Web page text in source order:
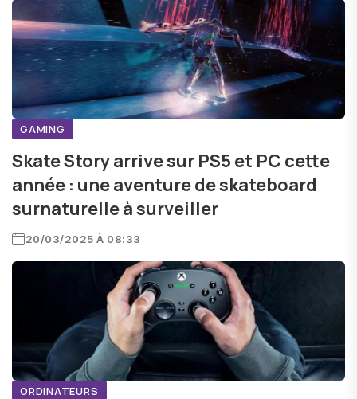
GAMING
Skate Story arrive sur PS5 et PC cette
année : une aventure de skateboard
surnaturelle à surveiller
20/03/2025 À 08:33
ORDINATEURS